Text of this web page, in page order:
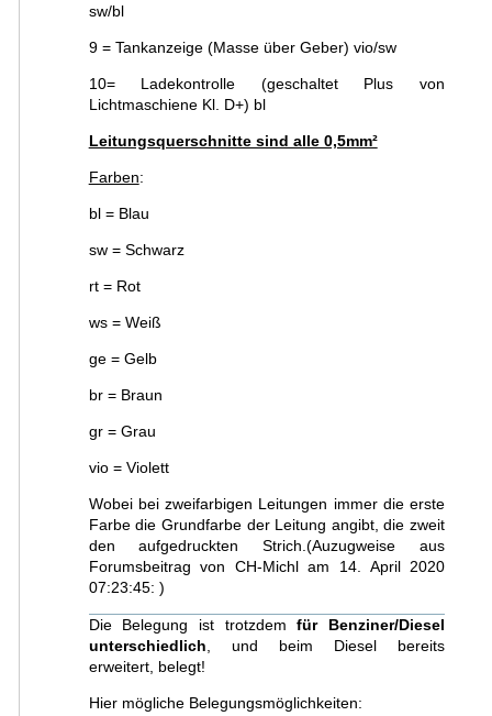
sw/bl
9 = Tankanzeige (Masse über Geber) vio/sw
10= Ladekontrolle (geschaltet Plus von
Lichtmaschiene Kl. D+) bl
Leitungsquerschnitte sind alle 0,5mm²
Farben:
bl = Blau
sw = Schwarz
rt = Rot
ws = Weiß
ge = Gelb
br = Braun
gr = Grau
vio = Violett
Wobei bei zweifarbigen Leitungen immer die erste
Farbe die Grundfarbe der Leitung angibt, die zweit
den aufgedruckten Strich.(Auzugweise aus
Forumsbeitrag von CH-Michl am 14. April 2020
07:23:45: )
Die Belegung ist trotzdemfür Benziner/Diesel
unterschiedlich , und beim Diesel bereits
erweitert, belegt!
Hier mögliche Belegungsmöglichkeiten: